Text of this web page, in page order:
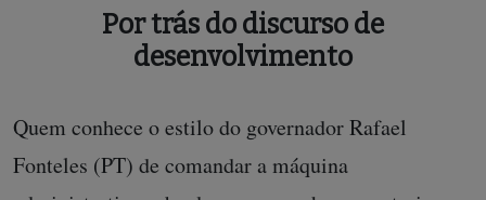
Por trás do discurso de
desenvolvimento
Quem conhece o estilo do governador Rafael
Fonteles (PT) de comandar a máquina